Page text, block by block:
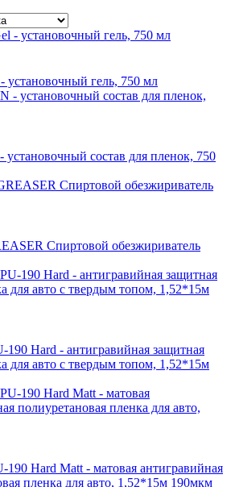
установочный гель, 750 мл
установочный состав для пленок, 750
Спиртовой обезжириватель
190 Hard - антигравийная защитная
для авто с твердым топом, 1,52*15м
190 Hard Matt - матовая антигравийная
пленка для авто, 1,52*15м 190мкм